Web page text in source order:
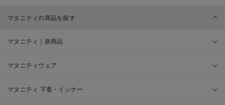
マタニティの商品を探す
マタニティ｜新商品
マタニティウェア
マタニティ 下着・インナー